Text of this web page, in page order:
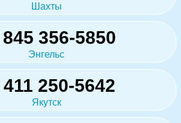
Шахты
356-5850
Энгельс
250-5642
Якутск